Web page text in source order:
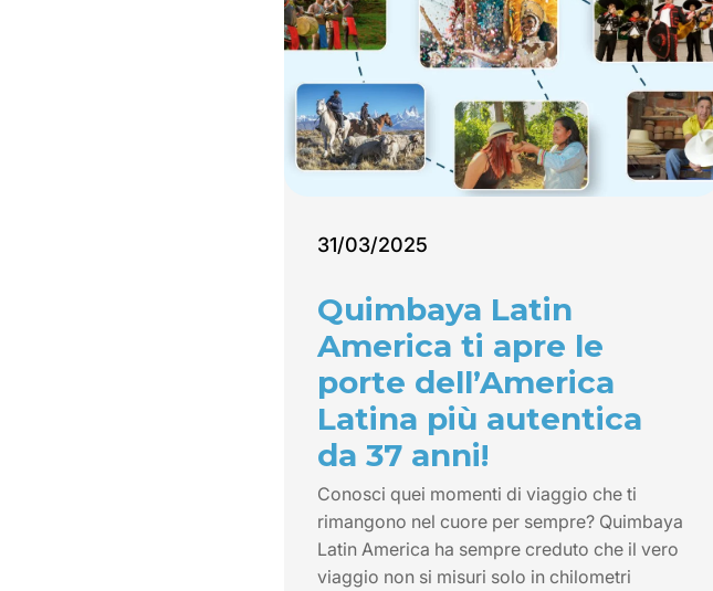
31/03/2025
Quimbaya Latin
America ti apre le
porte dell’America
Latina più autentica
da 37 anni!
Conosci quei momenti di viaggio che ti
rimangono nel cuore per sempre? Quimbaya
Latin America ha sempre creduto che il vero
viaggio non si misuri solo in chilometri